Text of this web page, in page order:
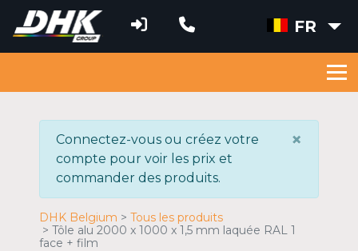
FR
×
Connectez-vous ou créez votre
compte pour voir les prix et
commander des produits.
DHK Belgium
Tous les produits
Tôle alu 2000 x 1000 x 1,5 mm laquée RAL 1
face + film